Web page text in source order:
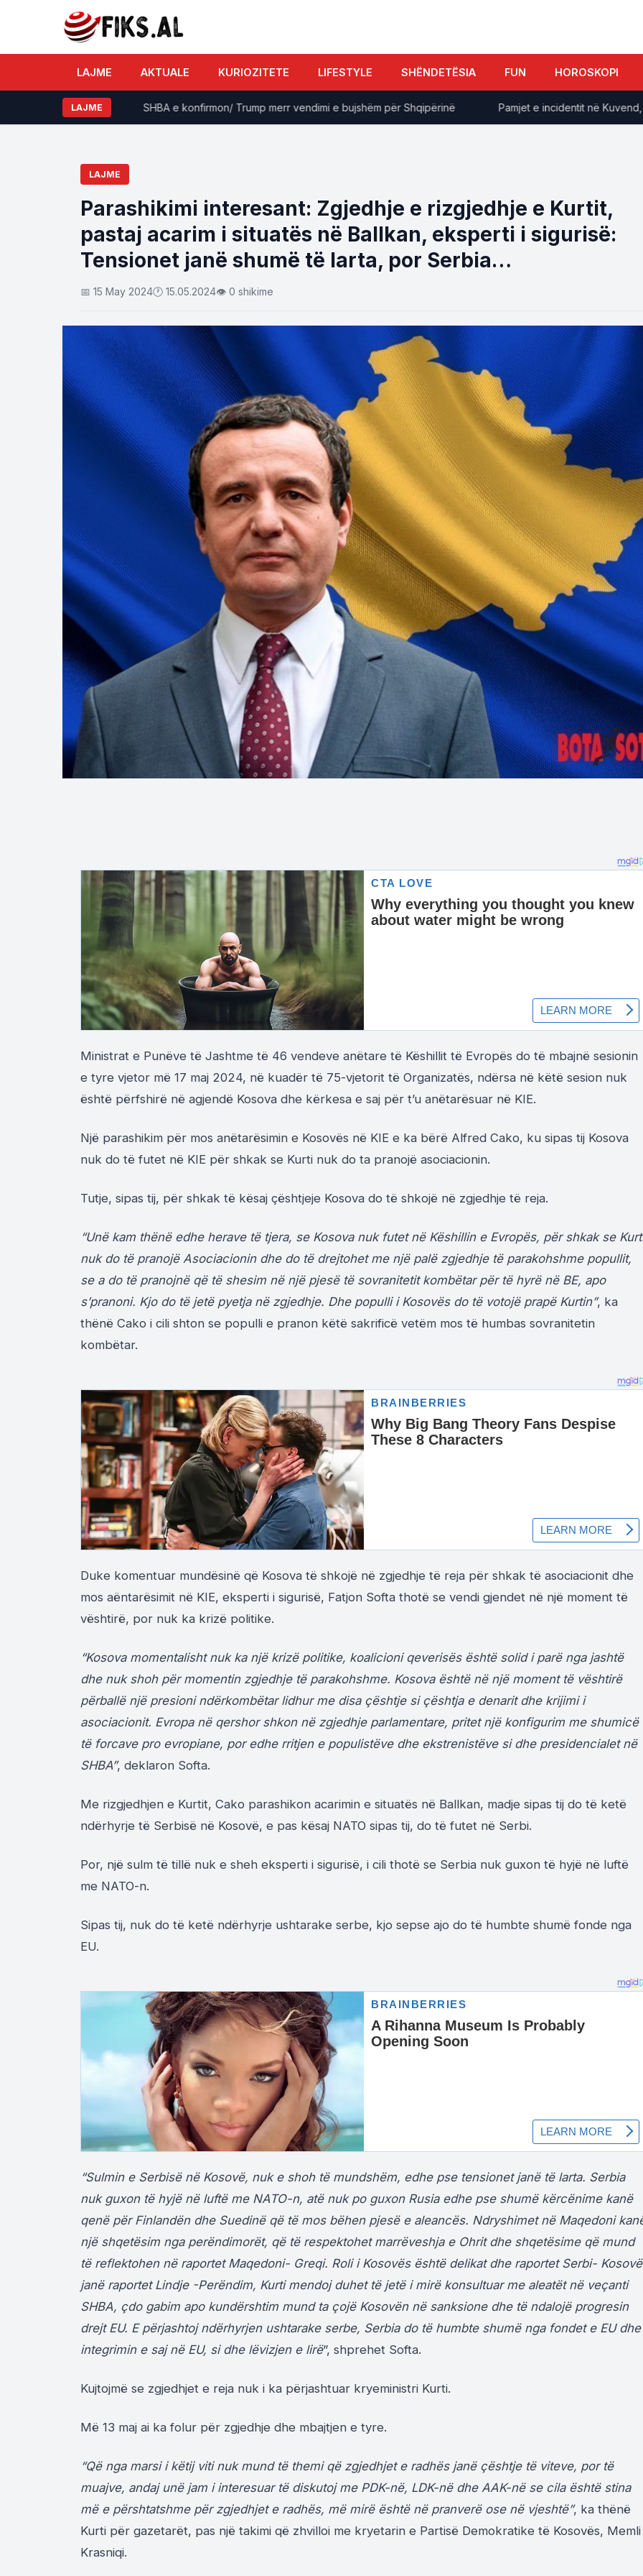
LAJME AKTUALE KURIOZITETE LIFESTYLE SHËNDETËSIA FUN HOROSKOPI
LAJME
Time Kadriaj? SHBA e konfirmon/ Trump merr vendimi e bujshëm për Shqipërinë Pamjet e incidentit në Kuvend,
LAJME
Parashikimi interesant: Zgjedhje e rizgjedhje e Kurtit,
pastaj acarim i situatës në Ballkan, eksperti i sigurisë:
Tensionet janë shumë të larta, por Serbia…
📅 15 May 2024🕐 15.05.2024👁 0 shikime
Ministrat e Punëve të Jashtme të 46 vendeve anëtare të Këshillit të Evropës do të mbajnë sesionin
e tyre vjetor më 17 maj 2024, në kuadër të 75-vjetorit të Organizatës, ndërsa në këtë sesion nuk
është përfshirë në agjendë Kosova dhe kërkesa e saj për t’u anëtarësuar në KIE.
Një parashikim për mos anëtarësimin e Kosovës në KIE e ka bërë Alfred Cako, ku sipas tij Kosova
nuk do të futet në KIE për shkak se Kurti nuk do ta pranojë asociacionin.
Tutje, sipas tij, për shkak të kësaj çështjeje Kosova do të shkojë në zgjedhje të reja.
“Unë kam thënë edhe herave të tjera, se Kosova nuk futet në Këshillin e Evropës, për shkak se
nuk do të pranojë Asociacionin dhe do të drejtohet me një palë zgjedhje të parakohshme popullit,
se a do të pranojnë që të shesim në një pjesë të sovranitetit kombëtar për të hyrë në BE, apo
s’pranoni. Kjo do të jetë pyetja në zgjedhje. Dhe populli i Kosovës do të votojë prapë Kurtin”, ka
thënë Cako i cili shton se populli e pranon këtë sakrificë vetëm mos të humbas sovranitetin
kombëtar.
Duke komentuar mundësinë që Kosova të shkojë në zgjedhje të reja për shkak të asociacionit dhe
mos aëntarësimit në KIE, eksperti i sigurisë, Fatjon Softa thotë se vendi gjendet në një moment të
vështirë, por nuk ka krizë politike.
“Kosova momentalisht nuk ka një krizë politike, koalicioni qeverisës është solid i parë nga jashtë
dhe nuk shoh për momentin zgjedhje të parakohshme. Kosova është në një moment të vështirë
përballë një presioni ndërkombëtar lidhur me disa çështje si çështja e denarit dhe krijimi i
asociacionit. Evropa në qershor shkon në zgjedhje parlamentare, pritet një konfigurim me shumicë
të forcave pro evropiane, por edhe rritjen e populistëve dhe ekstrenistëve si dhe presidencialet në
SHBA”, deklaron Softa.
Me rizgjedhjen e Kurtit, Cako parashikon acarimin e situatës në Ballkan, madje sipas tij do të ketë
ndërhyrje të Serbisë në Kosovë, e pas kësaj NATO sipas tij, do të futet në Serbi.
Por, një sulm të tillë nuk e sheh eksperti i sigurisë, i cili thotë se Serbia nuk guxon të hyjë në luftë
me NATO-n.
Sipas tij, nuk do të ketë ndërhyrje ushtarake serbe, kjo sepse ajo do të humbte shumë fonde nga
EU.
“Sulmin e Serbisë në Kosovë, nuk e shoh të mundshëm, edhe pse tensionet janë të larta. Serbia
nuk guxon të hyjë në luftë me NATO-n, atë nuk po guxon Rusia edhe pse shumë kërcënime kanë
qenë për Finlandën dhe Suedinë që të mos bëhen pjesë e aleancës. Ndryshimet në Maqedoni
një shqetësim nga perëndimorët, që të respektohet marrëveshja e Ohrit dhe shqetësime që mund
të reflektohen në raportet Maqedoni- Greqi. Roli i Kosovës është delikat dhe raportet Serbi- Kosovë
janë raportet Lindje -Perëndim, Kurti mendoj duhet të jetë i mirë konsultuar me aleatët në veçanti
SHBA, çdo gabim apo kundërshtim mund ta çojë Kosovën në sanksione dhe të ndalojë progresin
drejt EU. E përjashtoj ndërhyrjen ushtarake serbe, Serbia do të humbte shumë nga fondet e EU dhe
integrimin e saj në EU, si dhe lëvizjen e lirë”, shprehet Softa.
Kujtojmë se zgjedhjet e reja nuk i ka përjashtuar kryeministri Kurti.
Më 13 maj ai ka folur për zgjedhje dhe mbajtjen e tyre.
“Që nga marsi i këtij viti nuk mund të themi që zgjedhjet e radhës janë çështje të viteve, por të
muajve, andaj unë jam i interesuar të diskutoj me PDK-në, LDK-në dhe AAK-në se cila është stina
më e përshtatshme për zgjedhjet e radhës, më mirë është në pranverë ose në vjeshtë”, ka thënë
Kurti për gazetarët, pas një takimi që zhvilloi me kryetarin e Partisë Demokratike të Kosovës, Memli
Krasniqi.